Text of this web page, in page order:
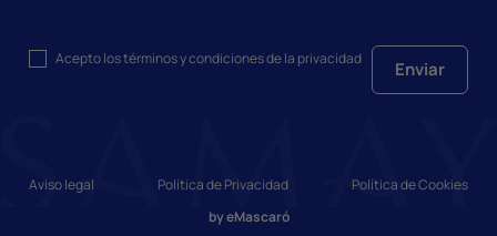
Acepto lostérminos y condicionesde la privacidad Enviar
Aviso legal Política de Privacidad
Política de Cookies
byeMascaró